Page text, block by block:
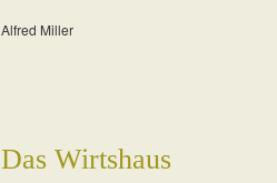
Alfred Miller
Das Wirtshaus